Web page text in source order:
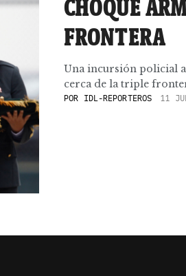
CHOQUE
FRONTERA
Una incursión policial
cerca de la triple
POR IDL-REPORTEROS 11